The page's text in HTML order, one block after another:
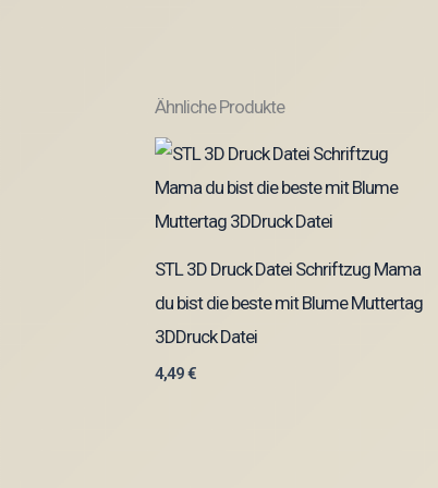
Ähnliche Produkte
STL 3D Druck Datei Schriftzug Mama
du bist die beste mit Blume Muttertag
3DDruck Datei
4,49€